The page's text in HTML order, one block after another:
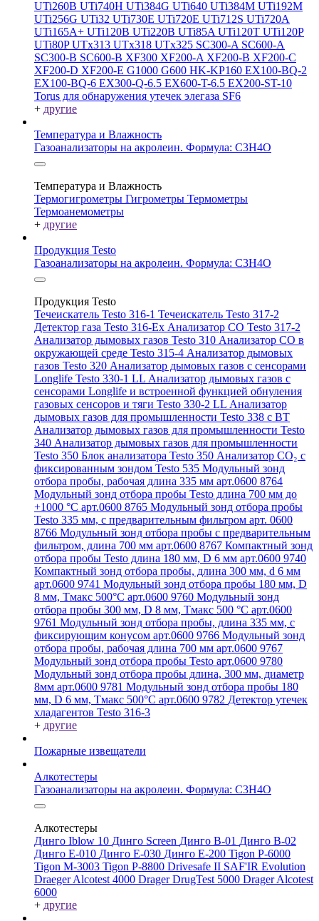
UTi260В UTi740H UTi384G UTi640 UTi384M UTi192M
UTi256G UTi32 UTi730E UTi720E UTi712S UTi720A
UTi165A+ UTi120B UTi220B UTi85A UTi120T UTi120P
UTi80PUTx313 UTx318 UTx325 SC300-A SC600-A
SC300-B SC600-B XF300 XF200-A XF200-B XF200-C
XF200-D XF200-E G1000 G600 HK-KP160 EX100-BQ-2
EX100-BQ-6 EX300-Q-6.5 EX600-T-6.5 EX200-ST-10
Torus для обнаружения утечек элегаза SF6
+ другие
Температура и Влажность
Газоанализаторы на акролеин. Формула: C3H4O
Температура и Влажность
Термогигрометры Гигрометры Термометры
Термоанемометры
+ другие
Продукция Testo
Газоанализаторы на акролеин. Формула: C3H4O
Продукция Testo
Течеискатель Testo 316-1 Течеискатель Testo 317-2
Детектор газа Testo 316-Ex Анализатор CO Testo 317-2
Анализатор дымовых газов Testo 310 Анализатор CO в
окружающей среде Testo 315-4 Анализатор дымовых
газов Testo 320 Анализатор дымовых газов с сенсорами
Longlife Testo 330-1 LL Анализатор дымовых газов с
сенсорами Longlife и встроенной функцией обнуления
газовых сенсоров и тяги Testo 330-2 LL Анализатор
дымовых газов для промышленности Testo 338 с BT
Анализатор дымовых газов для промышленности Testo
340 Анализатор дымовых газов для промышленности
Testo 350 Блок анализатора Testo 350 Анализатор СО₂ с
фиксированным зондом Testo 535 Модульный зонд
отбора пробы, рабочая длина 335 мм арт.0600 8764
Модульный зонд отбора пробы Testo длина 700 мм до
+1000 °С арт.0600 8765 Модульный зонд отбора пробы
Testo 335 мм, с предварительным фильтром арт. 0600
8766 Модульный зонд отбора пробы с предварительным
фильтром, длина 700 мм арт.0600 8767 Компактный зонд
отбора пробы Testo длина 180 мм, D 6 мм арт.0600 9740
Компактный зонд отбора пробы, длина 300 мм, d 6 мм
арт.0600 9741 Модульный зонд отбора пробы 180 мм, D
8 мм, Tмакс 500°С арт.0600 9760 Модульный зонд
отбора пробы 300 мм, D 8 мм, Tмакс 500 °C арт.0600
9761 Модульный зонд отбора пробы, длина 335 мм, с
фиксирующим конусом арт.0600 9766 Модульный зонд
отбора пробы, рабочая длина 700 мм арт.0600 9767
Модульный зонд отбора пробы Testo арт.0600 9780
Модульный зонд отбора пробы длина, 300 мм, диаметр
8мм арт.0600 9781 Модульный зонд отбора пробы 180
мм, D 6 мм, Tмакс 500°С арт.0600 9782 Детектор утечек
хладагентов Testo 316-3
+ другие
Пожарные извещатели
Алкотестеры
Газоанализаторы на акролеин. Формула: C3H4O
Алкотестеры
Динго Iblow 10 Динго Screen Динго В-01 Динго В-02
Динго Е-010 Динго Е-030 Динго Е-200 Tigon P-6000
Tigon M-3003 Tigon P-8800 Drivesafe II SAF'IR Evolution
Draeger Alcotest 4000 Drager DrugTest 5000 Drager Alcotest
6000
+ другие